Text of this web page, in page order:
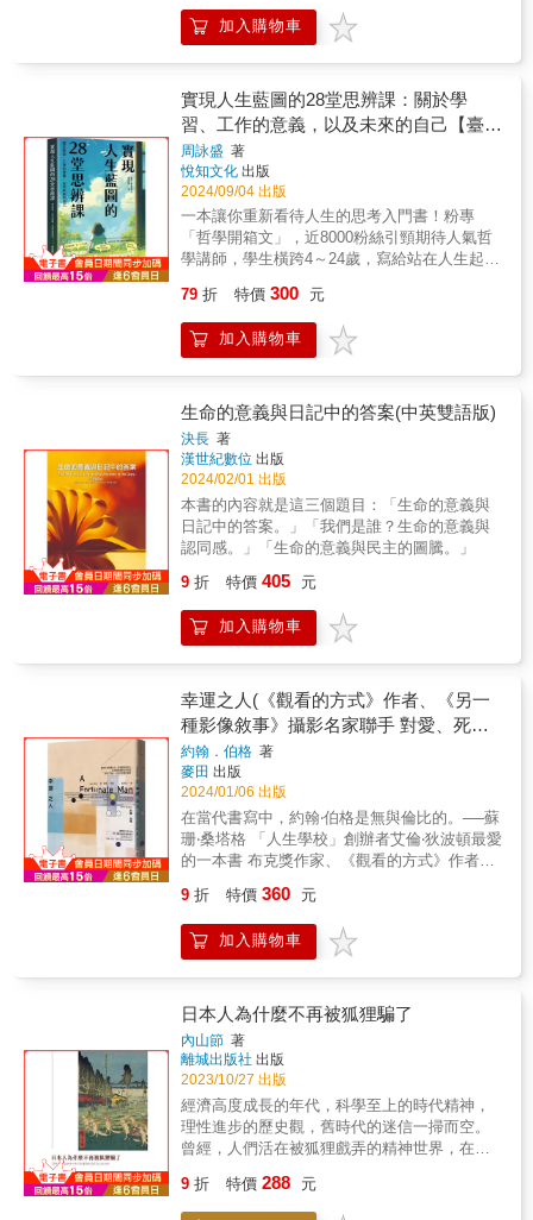
的思想之旅。
主張、文學成就聞名，很少人知道他除了大量
的寫作、散步、沉思之外，還是一位腳踏實地
的勞動者。他一大重要思想來源就是一生經歷
學校辦學者、鏟糞工人、土地測量師，在現代
定義中，他是個典型的斜槓青年，甚至是明顯
有過勞嫌疑的時間管理大師，更可能是像近藤
麻里惠一樣的心靈秩序先知。&梭羅剛從哈佛大
學畢業時，美國正準備轉變成今日的樣貌──人
與機械並肩作業、投機者在股市大玩數字遊
戲。作為一位在資本主義的誘惑中生存的工作
者，梭羅如何實踐勞動並尋找意義，可謂是二
題。&本書由兩位哲學作家從十個角度切入：
「辭職」是一份對自己的肯定還是打擊？如果
如梭羅所言，工作是陷入一種「平靜的絕
望」，「打卡」這個規範該如何幫助我們定義
工作期間的自己？如今或許可將《湖濱散記》
視為一人公司營運日誌來讀，那麼「同事」到
底是不是職場上必需的好夥伴？本書作者穿插
現代情境實例，援引亞當‧斯密、斯多葛哲學
家、叔本華、蘇格拉底&hellip;&hellip;等名家，
與梭羅及其時代交相對話。&在遠距工作盛行、
AI與機械自動化大幅取代人力的現代，無論我
們任職的崗位在何處，「工作者」的意義已然
改變，而工作這件事卻依然占據多數人每日大
部分的時間。每一天的某個時刻，我們終究要
我值多少？藉由眼前的工作，我想追求什麼樣
的人生？&有關「工作」，梭羅說
──&gt;&gt;&gt;談打卡用梭羅的話來說，人生
工作時間表並不可恥。但「打卡」這件事，梭
羅絕對無法忍受。「上班打卡」，或者說，讓
一個人對老闆、監督者或「上級」而言變得如
此透明，這與廣泛形塑梭羅人生的超驗主義理
想完全背道而馳。這種手段，將人的生命時間
簡化為某種可替代的、無差別的東西
&mdash;&mdash;最終，你等於是用自己無法
被償還的時間，來交換幾個銅板。個體的生命
辭職的有趣案例，指向一件與選擇有關之事，
的問題：「光有勤奮是不夠的，這對螞蟻來說
也是如此。我們得問：你在勤奮地做著什麼
呢？」& 如果我們的工作是「關於」錯誤的事
物，那麼我們的人生也會是如此，而光是這一
點，便足以構成辭職的理由了。否則，我們可
能會如亨利在《湖濱散記》裡所說的那樣，在
臨死之際，才發覺自己從未真正活過。
&&gt;&gt;&gt;談無意義的工作我們知道，現代
成年人的生活，可以無聊到令人難以忍受。而
且我們深信，關於無聊，我們所知的還只是冰
山一角。梭羅也是。我們並不是在吹噓，但很
多人注定過著比我們更加枯燥、更加平淡的生
活。他們永遠無法抵達瓦爾登湖，或找到屬於
嗎？近年來，國內外爆發許多知名創作者的道
德爭議，他們可能是知名且受歡迎的導演、作
可避免被重估。面對這些「翻車」的大師，有
人主張取消他們的作品，將他們從公眾視野移
除，否則便是與創作者的惡行同謀；有人呼籲
「藝術歸藝術，道德歸道德」，認為創作者的
生活應該與作品分開，才能公允衡量作品價
值；有人則深感背叛與受傷，無法再支持心愛
作品。為什麼會有這些分歧？我們對創作者的
情感與對作品的評價能分開嗎？面對道德爭
議，如何找到心中那把尺？本書作者馬特斯是
美國衛斯理學院的哲學教授。二○二一年，好萊
本身作為伍迪．艾倫影迷，發覺自己無法再以
相同眼光觀賞這位名導的電影。從這起看似單
一的爭議事件出發，他發覺長久以來，如何在
休的課題。馬特斯運用熟悉的工具──哲學，引
領我們思索藝術倫理的艱難課題。他以睿智且
不失幽默筆觸，探討創作者與作品、觀眾的關
係；更結合當代網路炎上、 #Metoo運動與取消
文化等議題，梳理個人與公眾的道德責任。本
書為我們如何選擇自身價值，進而改變身處的
消費社會與藝術文化場域，提供長遠深刻的啟
瑕疵的艱難議題社群時代，隨著媒體資訊發
達、公私領域邊界消融，我們越來越常看到創
作者藝術家的「炎上」「翻車」事件。從
眾議論。然而，無論是網路極化的言論，或不
同陣營快速選擇的立場，我們都容易忽略不同
案例、身份、經驗的複雜性，討論因此容易失
焦。本書提供一套完整的思考指南，讓讀者梳
理自身最在乎的價值，釐清私人與公共機構的
道德責任，也思索可以如何做來改善現實社
會。本書是我們好好對話、思考美與惡孰輕孰
重的起點。2. 平易近人，卻深刻觸動人心本書
以淺白幽默的文字探討「不道德創作者怎麼
辦？」的艱難問題，極富洞察力描繪人性的複
出讓你心碎的事，聽到耳機播放到那名歌手的
歌時，會糾結要不要跳過，或五味雜陳聽完音
樂？本書細膩梳理這些矛盾的心境從何而來，
的感受。你會在閱讀過程不知不覺喚起某段
「大師翻車」的記憶，也可能在讀完本書後，
跟那段記憶和解。&
加入購物車
實現人生藍圖的28堂思辨課：關於學
習、工作的意義，以及未來的自己【臺灣
大學哲學系兒童哲學研發中心指定閱讀】
周詠盛 著
悅知文化 出版
2024/09/04 出版
一本讓你重新看待人生的思考入門書！粉專
「哲學開箱文」，近8000粉絲引頸期待人氣哲
學講師，學生橫跨4～24歲，寫給站在人生起跑
工具箱&邏輯表達練習✦想活得佛系一點，不可
以嗎？為什麼談戀愛這麼難？用功讀書，真的
有用嗎？──深入日常，陪你來一場充滿趣味與
順利畢業；然而出了社會以後，卻面臨被分
手、找不到工作熱情、難以養活自己、過得不
快樂等窘境。我們該如何找到自己真正想做的
事？在現實和理想之間取得平衡？本書圍繞著
「人生目的」、「社會運作」、「時代變化」
三大主題，作者以他12年的教學經驗，結合生
活化的論述與案例，為你開拓視野，從「覺察
人生課題」到「擺脫社會規範」，一步步確立
信念與價值。【以引導式架構，回應你成長路
→哲學思辨練習→補充書單。✦盤點資源：認
清世代差異與時局，將優勢最大化。✦規劃路
線：透過自我對話，探索值得你追求的人生。
【你將從書中學到】✦良好的適應力：不管世
界如何變化，都可以勇於面對。✦獨立的思考
力：拆解脈絡與邏輯，不被社群媒體的言論所
左右。✦不逃避的責任心：分辨各種事物的重
要性，照顧自己也尊重他人。【好評如潮】臺
灣大學哲學系兒童哲學研發中心執行長｜蔡言
函──專文導讀作家｜蔡淇華閱讀推廣人＆作家
｜林怡辰TIBDA臺北市國際雙語力發展協會祕
書長｜曾冠喆臺中女中老師｜游明珠──齊聲推
們心中的苦惱──也是這個世代的疑問。同時，
更期待有人可以分享讓他們解惑的方法，而這
本書正扮演了這樣的角色（摘自本書導讀）。
──臺灣大學哲學系兒童哲學研發中心執行長｜
學諮商」，先引導你覺察（發現問題）、坦承
面對（問題是否存在）、反思（是這樣嗎？如
果不是呢？）、行動（我可以如何思考、怎麼
應對），讓讀者透過不斷地練習，進而規劃專
屬於自己的人生藍圖。這本書集結了作者這些
年來的實戰經驗，回答了迷惘的青春期學子所
面臨的人生大哉問。──臺中女中老師｜游明珠
79 折 特價 300 元
加入購物車
生命的意義與日記中的答案(中英雙語版)
決長 著
漢世紀數位 出版
2024/02/01 出版
本書的內容就是這三個題目：「生命的意義與
日記中的答案。」「我們是誰？生命的意義與
認同感。」「生命的意義與民主的圖騰。」
9 折 特價 405 元
加入購物車
幸運之人(《觀看的方式》作者、《另一
種影像敘事》攝影名家聯手 對愛、死
亡、權力與階級的極致省
約翰．伯格 著
麥田 出版
2024/01/06 出版
在當代書寫中，約翰‧伯格是無與倫比的。──蘇
珊‧桑塔格 「人生學校」創辦者艾倫‧狄波頓最愛
的一本書 布克獎作家、《觀看的方式》作者師
像紀實 見證人性&times;社會&times;醫療& 省
思醫病關係的經典之作 陳佳琦（藝評家、攝影
史研究者）──專文導讀 因為醫師，患病之人得
特權人物，但在這偏僻的村莊裡，醫生是集體
記憶的資料庫，是安定人心的祭司。這座村莊
裡的人很幸運，他們有一位好醫生。而事實
上，醫生才是其中最幸運的人。他身處生死交
界，卻極少真正被推到赤貧與垂死的殘酷前
線。本書由伯格的文字思索與攝影師摩爾的攝
影捕捉，記錄約翰&bull;薩梭醫生的行醫日常，
進一步探討關於人性、社會，也關於療癒與醫
病關係的價值。從採石場的嚴重事故、田裡的
9 折 特價 360 元
加入購物車
日本人為什麼不再被狐狸騙了
內山節 著
離城出版社 出版
2023/10/27 出版
經濟高度成長的年代，科學至上的時代精神，
理性進步的歷史觀，舊時代的迷信一掃而空。
曾經，人們活在被狐狸戲弄的精神世界，在理
可見的歷史。過去我們與自然一體共存，現在
它成為我們功利衡量的客觀存在。生活在我們
9 折 特價 288 元